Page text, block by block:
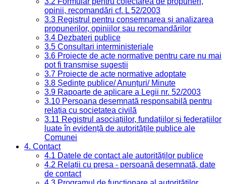
opinii, recomandări cf. L 52/2003
3.3 Registrul pentru consemnarea și analizarea
propunerilor, opiniilor sau recomandărilor
3.4 Dezbateri publice
3.5 Consultari interministeriale
3.6 Proiecte de acte normative pentru care nu mai
pot fi transmise sugestii
3.7 Proiecte de acte normative adoptate
3.8 Ședințe publice/ Anunțuri/ Minute
3.9 Rapoarte de aplicare a Legii nr. 52/2003
3.10 Persoana desemnată responsabilă pentru
relația cu societatea civilă
3.11 Registrul asociațiilor, fundațiilor și federațiilor
luate în evidență de autoritățile publice ale
Comunei
4. Contact
4.1 Datele de contact ale autorităților publice
4.2 Relații cu presa - persoană desemnată, date
de contact